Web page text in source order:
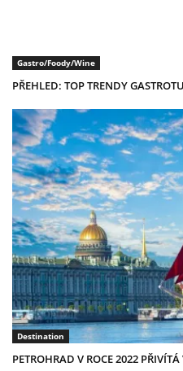
Gastro/Foody/Wine
PŘEHLED: TOP TRENDY
Destination
PETROHRAD V ROCE 2022